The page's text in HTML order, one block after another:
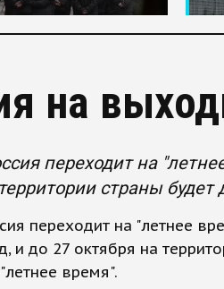
на
переходит на
страны будет
переходит на "летнее
и до 27 октября на
время".